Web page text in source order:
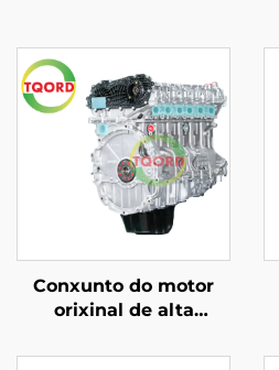
Conxunto do motor
orixinal de alta
6 cilindros, para Range